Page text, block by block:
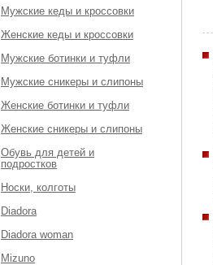
Мужские кеды и кроссовки
Женские кеды и кроссовки
Мужские ботинки и туфли
Мужские сникеры и слипоны
Женские ботинки и туфли
Женские сникеры и слипоны
Обувь для детей и
подростков
Носки, колготы
Diadora
Diadora woman
Mizuno